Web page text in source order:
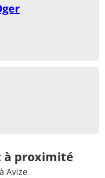
à proximité
Avize